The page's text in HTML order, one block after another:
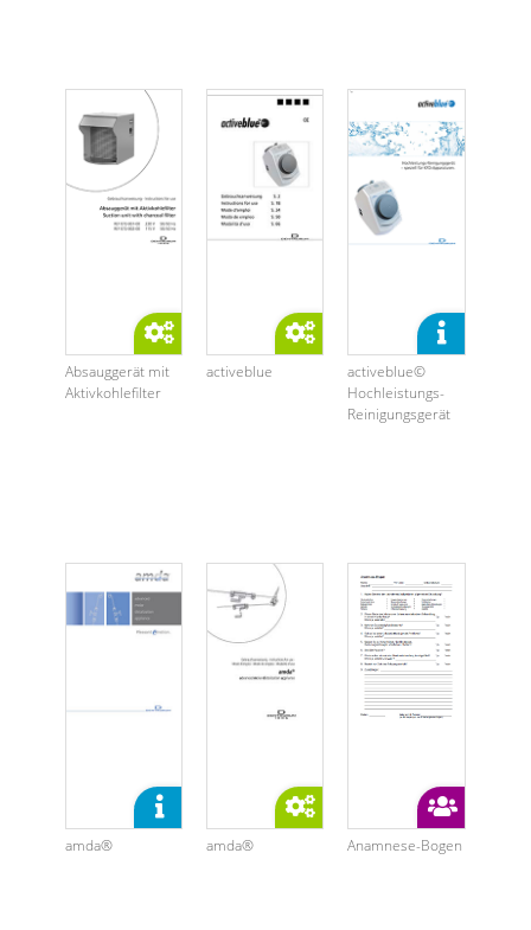
Absauggerät mit
Aktivkohlefilter
activeblue
activeblue©
Hochleistungs-
Reinigungsgerät
amda® amda® Anamnese-Bogen